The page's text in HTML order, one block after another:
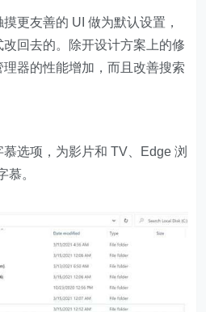
更友善的 UI 做为默认设置，
回去的。除开设计方案上的修
器的性能增加，而且改善搜索
选项，为影片和 TV、Edge 浏
慕。